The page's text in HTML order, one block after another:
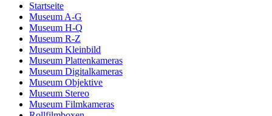
Startseite
Museum A-G
Museum H-Q
Museum R-Z
Museum Kleinbild
Museum Plattenkameras
Museum Digitalkameras
Museum Objektive
Museum Stereo
Museum Filmkameras